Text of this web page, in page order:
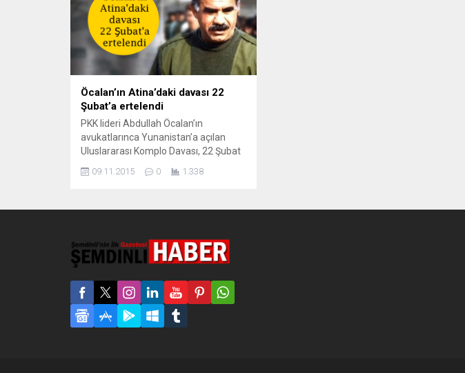
Öcalan’ın Atina’daki davası 22
Şubat’a ertelendi
PKK lideri Abdullah Öcalan’ın
avukatlarınca Yunanistan’a açılan
Uluslararası Komplo Davası, 22 Şubat
Öcalan’ın avukatları tarafından
uluslararası anlaşmaları çiğnediğine
dikkat çekiliyordu. Mahkeme
Yunanistan’ı tazminata mahkum
ederse, alınacak tazminat
Yunanistan...
09.11.2015 0 1.338